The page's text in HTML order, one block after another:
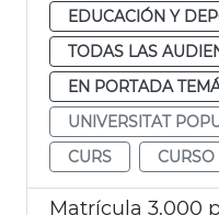
EDUCACIÓN Y
TODAS LAS
EN PORTADA
UNIVERSITAT
CURS
CURSO